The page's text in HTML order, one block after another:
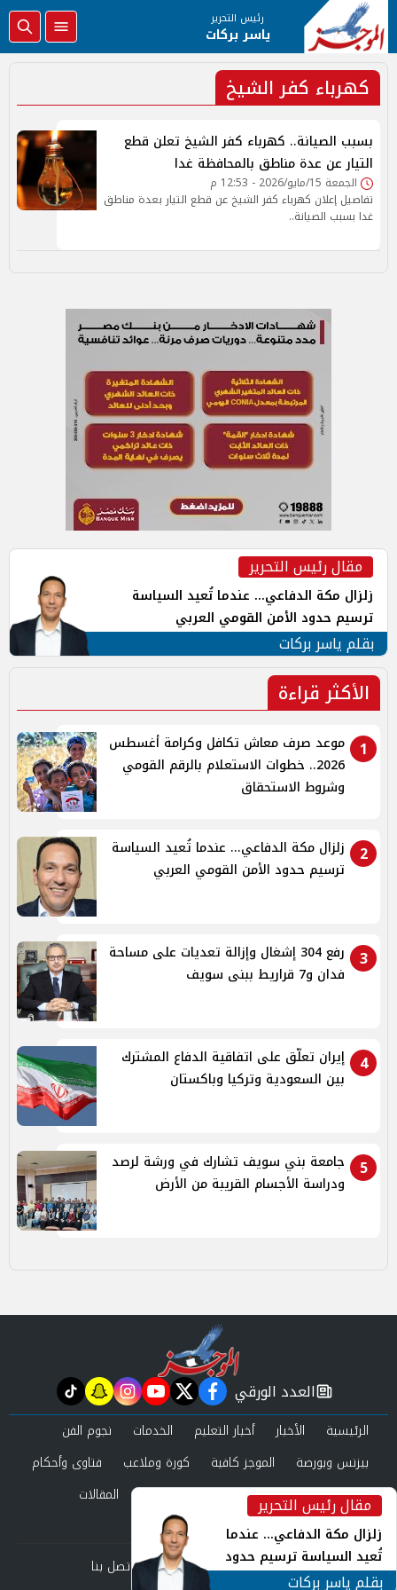
رئيس التحرير
ياسر بركات
كهرباء كفر الشيخ
بسبب الصيانة.. كهرباء كفر الشيخ تعلن قطع
التيار عن عدة مناطق بالمحافظة غدا
الجمعة 15/مايو/2026 - 12:53 م
تفاصيل إعلان كهرباء كفر الشيخ عن قطع التيار بعدة مناطق
غدا بسبب الصيانة..
مقال رئيس التحرير
زلزال مكة الدفاعي... عندما تُعيد السياسة
ترسيم حدود الأمن القومي العربي
بقلم ياسر بركات
الأكثر قراءة
1
موعد صرف معاش تكافل وكرامة أغسطس
2026.. خطوات الاستعلام بالرقم القومي
وشروط الاستحقاق
2
زلزال مكة الدفاعي... عندما تُعيد السياسة
ترسيم حدود الأمن القومي العربي
3
رفع 304 إشغال وإزالة تعديات على مساحة
فدان و7 قراريط ببنى سويف
4
إيران تعلّق على اتفاقية الدفاع المشترك
بين السعودية وتركيا وباكستان
5
جامعة بني سويف تشارك في ورشة لرصد
ودراسة الأجسام القريبة من الأرض
مقال رئيس التحرير
زلزال مكة الدفاعي... عندما
تُعيد السياسة ترسيم حدود
الأمن القومي العربي
بقلم ياسر بركات
newspaper
العدد الورقي facebook
twitter
youtube
instagram
snapchat
tiktok
الرئيسية الأخبار أخبار التعليم الخدمات
نجوم الفن
بيزنس وبورصة
الموجز كافية كورة وملاعب
فتاوى وأحكام
صحة وجمال
عرب وعالم حوادث ومحاكم
المقالات
العدد الورقي
من نحن
سياسة الخصوصية اتصل بنا